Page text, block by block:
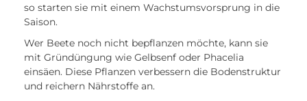
so starten sie mit einem Wachstumsvorsprung in die
Saison.
Wer Beete noch nicht bepflanzen möchte, kann sie
mit Gründüngung wie Gelbsenf oder Phacelia
einsäen. Diese Pflanzen verbessern die Bodenstruktur
und reichern Nährstoffe an.